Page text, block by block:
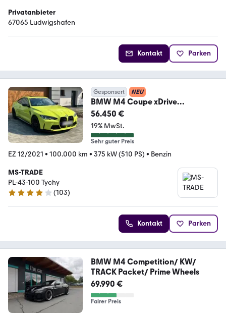
Privatanbieter
67065 Ludwigshafen
Kontakt Parken
Gesponsert NEU
BMW M4 Coupe xDrive
Competition CARBON/EU
VERSION/
56.450 €
19% MwSt.
Sehr guter Preis
EZ 12/2021 • 100.000 km • 375 kW (510 PS) • Benzin
MS-TRADE
PL-43-100 Tychy
4 Sterne
(103)
Kontakt Parken
BMW M4 Competition/ KW/
TRACK Packet/ Prime Wheels
69.990 €
Fairer Preis